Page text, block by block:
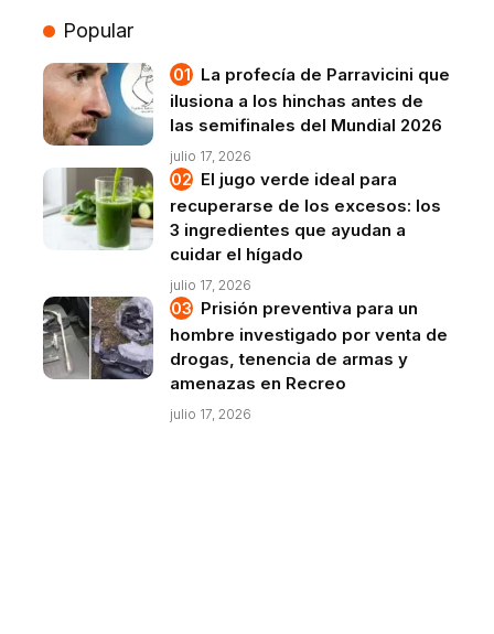
Popular
La profecía de Parravicini que
ilusiona a los hinchas antes de
las semifinales del Mundial 2026
julio 17, 2026
El jugo verde ideal para
recuperarse de los excesos: los
3 ingredientes que ayudan a
cuidar el hígado
julio 17, 2026
Prisión preventiva para un
hombre investigado por venta de
drogas, tenencia de armas y
amenazas en Recreo
julio 17, 2026